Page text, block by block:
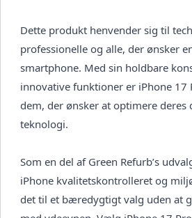
Dette produkt henvender sig til
professionelle og alle, der ønsker
smartphone. Med sin holdbare
innovative funktioner er iPhone 17
dem, der ønsker at optimere deres
teknologi.
Som en del af Green Refurb’s
iPhone kvalitetskontrolleret og
det til et bæredygtigt valg uden at